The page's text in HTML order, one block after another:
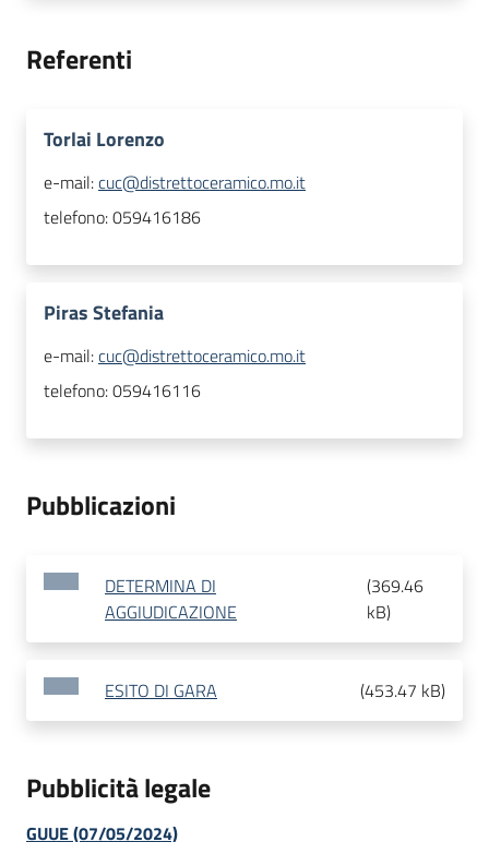
Referenti
Torlai Lorenzo
e-mail:cuc@distrettoceramico.mo.it
telefono:059416186
Piras Stefania
e-mail:cuc@distrettoceramico.mo.it
telefono:059416116
Pubblicazioni
DETERMINA DI
AGGIUDICAZIONE
(369.46
kB)
ESITO DI GARA (453.47 kB)
Pubblicità legale
GUUE (07/05/2024)